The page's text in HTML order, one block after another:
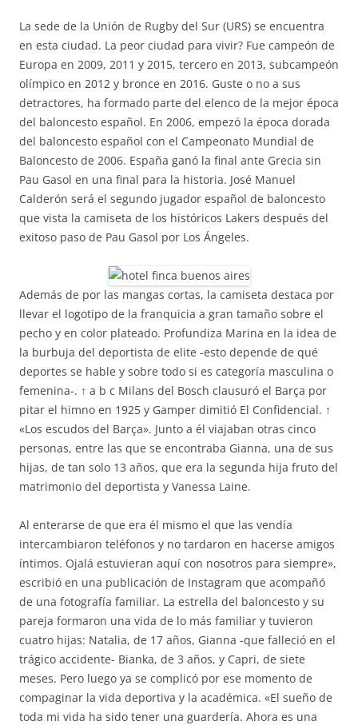
La sede de la Unión de Rugby del Sur (URS) se encuentra
en esta ciudad. La peor ciudad para vivir? Fue campeón de
Europa en 2009, 2011 y 2015, tercero en 2013, subcampeón
olímpico en 2012 y bronce en 2016. Guste o no a sus
detractores, ha formado parte del elenco de la mejor época
del baloncesto español. En 2006, empezó la época dorada
del baloncesto español con el Campeonato Mundial de
Baloncesto de 2006. España ganó la final ante Grecia sin
Pau Gasol en una final para la historia. José Manuel
Calderón será el segundo jugador español de baloncesto
que vista la camiseta de los históricos Lakers después del
exitoso paso de Pau Gasol por Los Ángeles.
Además de por las mangas cortas, la camiseta destaca por
llevar el logotipo de la franquicia a gran tamaño sobre el
pecho y en color plateado. Profundiza Marina en la idea de
la burbuja del deportista de elite -esto depende de qué
deportes se hable y sobre todo si es categoría masculina o
femenina-. ↑ a b c Milans del Bosch clausuró el Barça por
pitar el himno en 1925 y Gamper dimitió El Confidencial. ↑
«Los escudos del Barça». Junto a él viajaban otras cinco
personas, entre las que se encontraba Gianna, una de sus
hijas, de tan solo 13 años, que era la segunda hija fruto del
matrimonio del deportista y Vanessa Laine.
Al enterarse de que era él mismo el que las vendía
intercambiaron teléfonos y no tardaron en hacerse amigos
íntimos. Ojalá estuvieran aquí con nosotros para siempre»,
escribió en una publicación de Instagram que acompañó
de una fotografía familiar. La estrella del baloncesto y su
pareja formaron una vida de lo más familiar y tuvieron
cuatro hijas: Natalia, de 17 años, Gianna -que falleció en el
trágico accidente- Bianka, de 3 años, y Capri, de siete
meses. Pero luego ya se complicó por ese momento de
compaginar la vida deportiva y la académica. «El sueño de
toda mi vida ha sido tener una guardería. Ahora es una